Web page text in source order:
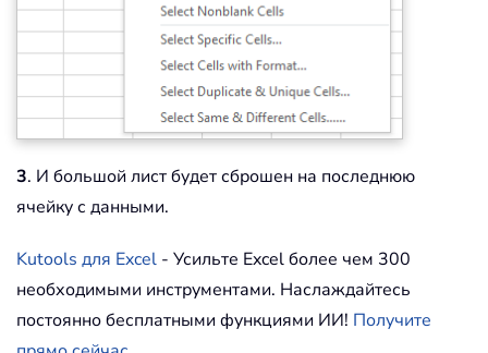
3. И большой лист будет сброшен на последнюю
ячейку с данными.
Kutools для Excel - Усильте Excel более чем 300
необходимыми инструментами. Наслаждайтесь
постоянно бесплатными функциями ИИ! Получите